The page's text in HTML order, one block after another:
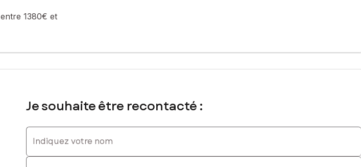
entre 1380€ et
Je souhaite être recontacté :
Indiquez votre nom
Indiquez votre prénom